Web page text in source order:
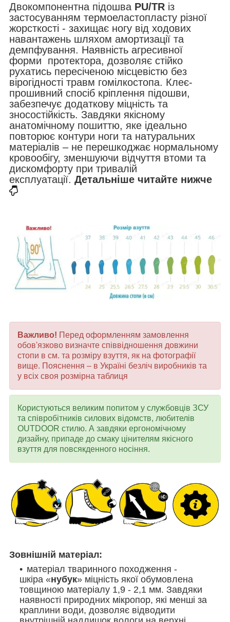
Двокомпонентна підошва PU/TR із
застосуванням термоеластопласту різної
жорсткості - захищає ногу від ходових
навантажень шляхом амортизації та
демпфування. Наявність агресивної
форми протектора, дозволяє стійко
рухатись пересіченою місцевістю без
вірогідності травм гомілкостопа. Клеє-
прошивний спосіб кріплення підошви,
забезпечує додаткову міцність та
зносостійкість. Завдяки якісному
анатомічному пошиттю, яке ідеально
повторює контури ноги та натуральних
матеріалів – не перешкоджає нормальному
кровообігу, зменшуючи відчуття втоми та
дискомфорту при тривалій
експлуатації. Детальніше читайте нижче
Важливо! Перед оформленням замовлення
обов'язково визначте співвідношення довжини
стопи в см. та розміру взуття, як на фотографії
вище. Пояснення – в Україні безліч виробників та
у всіх своя розмірна таблиця
Користуються великим попитом у службовців ЗСУ
та співробітників силових відомств, любителів
OUTDOOR стилю. А завдяки ергономічному
дизайну, припаде до смаку цінителям якісного
взуття для повсякденного носіння.
Зовнішній матеріал:
матеріал тваринного походження -
шкіра «нубук» міцність якої обумовлена
товщиною матеріалу 1,9 - 2,1 мм. Завдяки
наявності природних мікропор, які менші за
краплини води, дозволяє відводити